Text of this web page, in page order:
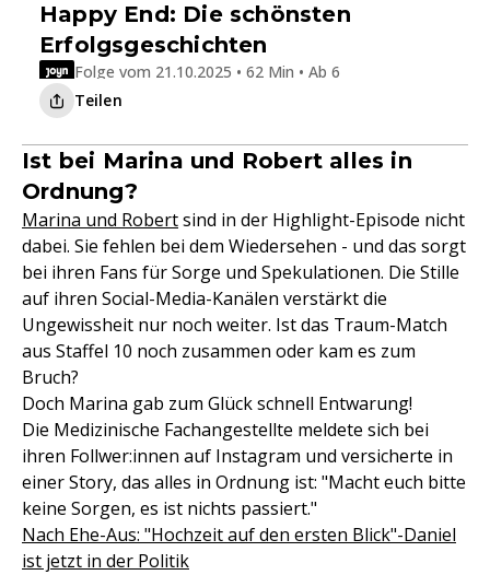
Happy End: Die schönsten
Erfolgsgeschichten
Folge vom 21.10.2025 • 62 Min • Ab 6
Teilen
Ist bei Marina und Robert alles in
Ordnung?
Marina und Robertsind in der Highlight-Episode nicht
dabei. Sie fehlen bei dem Wiedersehen - und das sorgt
bei ihren Fans für Sorge und Spekulationen. Die Stille
auf ihren Social-Media-Kanälen verstärkt die
Ungewissheit nur noch weiter. Ist das Traum-Match
aus Staffel 10 noch zusammen oder kam es zum
Bruch?
Doch Marina gab zum Glück schnell Entwarung!
Die Medizinische Fachangestellte meldete sich bei
ihren Follwer:innen auf Instagram und versicherte in
einer Story, das alles in Ordnung ist: "Macht euch bitte
keine Sorgen, es ist nichts passiert."
Nach Ehe-Aus: "Hochzeit auf den ersten Blick"-Daniel
ist jetzt in der Politik